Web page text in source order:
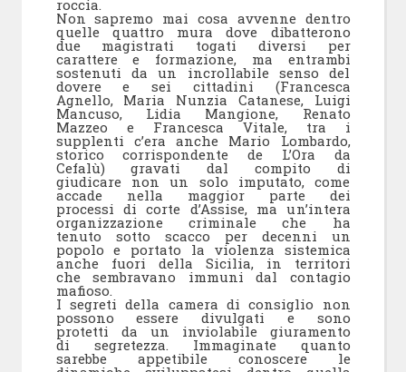
roccia.
Non sapremo mai cosa avvenne dentro
quelle quattro mura dove dibatterono
due magistrati togati diversi per
carattere e formazione, ma entrambi
sostenuti da un incrollabile senso del
dovere e sei cittadini (Francesca
Agnello, Maria Nunzia Catanese, Luigi
Mancuso, Lidia Mangione, Renato
Mazzeo e Francesca Vitale, tra i
supplenti c’era anche Mario Lombardo,
storico corrispondente de L’Ora da
Cefalù) gravati dal compito di
giudicare non un solo imputato, come
accade nella maggior parte dei
processi di corte d’Assise, ma un’intera
organizzazione criminale che ha
tenuto sotto scacco per decenni un
popolo e portato la violenza sistemica
anche fuori della Sicilia, in territori
che sembravano immuni dal contagio
mafioso.
I segreti della camera di consiglio non
possono essere divulgati e sono
protetti da un inviolabile giuramento
di segretezza. Immaginate quanto
sarebbe appetibile conoscere le